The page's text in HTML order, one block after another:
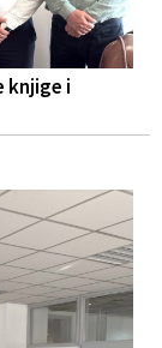
knjige i